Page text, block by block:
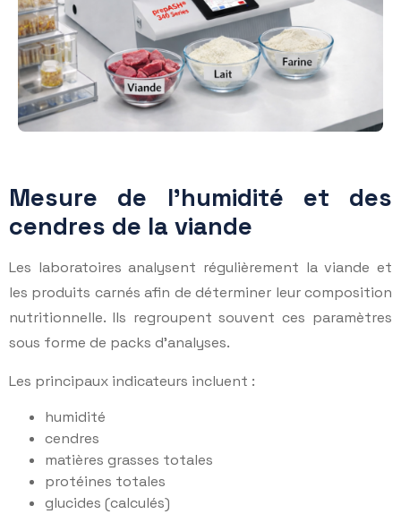
Mesure de l’humidité et des
cendres de la viande
Les laboratoires analysent régulièrement la viande et
les produits carnés afin de déterminer leur composition
nutritionnelle. Ils regroupent souvent ces paramètres
sous forme de packs d’analyses.
Les principaux indicateurs incluent :
humidité
cendres
matières grasses totales
protéines totales
glucides (calculés)